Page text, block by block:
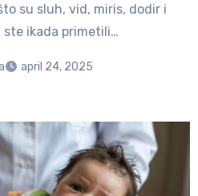
su sluh, vid, miris, dodir i
ste ikada primetili…
april 24, 2025